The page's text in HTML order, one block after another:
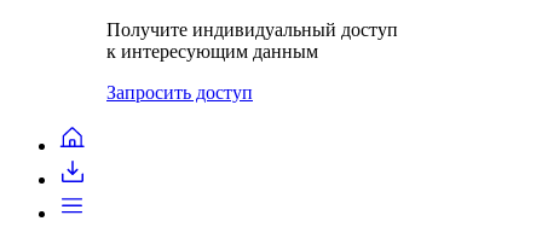
Получите индивидуальный доступ
к интересующим данным
Запросить доступ